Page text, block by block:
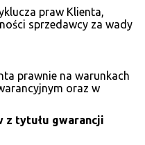
praw Klienta,
sprzedawcy za wady
prawnie na warunkach
oraz w
z tytułu gwarancji